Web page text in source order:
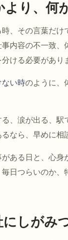
より、何
時、その言葉だ
内容の不一致
ける必要があり
ない時のように、
、涙が出る、
なら、早めに相
ある日と、心身
日つらいのか、
にしがみ